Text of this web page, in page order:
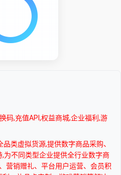
码,充值API,权益商城,企业福利,游
类虚拟货源,提供数字商品采购、
为不同类型企业提供全行业数字商
营销赠礼、平台用户运营、会员积